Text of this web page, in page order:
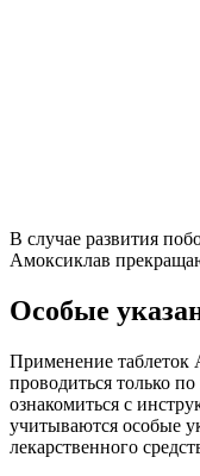
В случае развития
Амоксиклав
Особые
Применение таблеток
проводиться только
ознакомиться с
учитываются особые
лекарственного